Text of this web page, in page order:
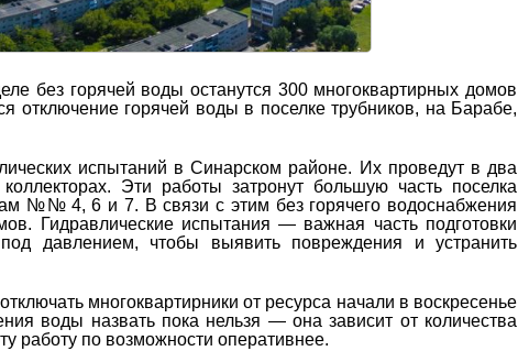
без горячей воды останутся 300 многоквартирных домов
горячей воды в поселке трубников, на Барабе,
испытаний в Синарском районе. Их проведут в два
Эти работы затронут большую часть поселка
№№ 4, 6 и 7. В связи с этим без горячего водоснабжения
Гидравлические испытания — важная часть подготовки
давлением, чтобы выявить повреждения и устранить
многоквартирники от ресурса начали в воскресенье
воды назвать пока нельзя — она зависит от количества
работу по возможности оперативнее.